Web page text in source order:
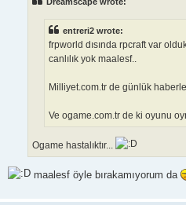
entreri2 wrote:
frpworld dısında rpcraft var
canlılık yok maalesf..
Milliyet.com.tr de günlük
Ve ogame.com.tr de ki oyunu
Ogame hastalıktır...
maalesf öyle bırakamıyorum da